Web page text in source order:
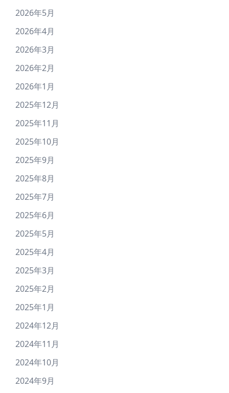
2026年5月
2026年4月
2026年3月
2026年2月
2026年1月
2025年12月
2025年11月
2025年10月
2025年9月
2025年8月
2025年7月
2025年6月
2025年5月
2025年4月
2025年3月
2025年2月
2025年1月
2024年12月
2024年11月
2024年10月
2024年9月